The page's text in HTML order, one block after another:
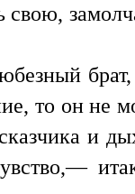
свою,
то он не
и